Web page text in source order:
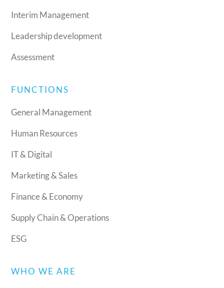
Interim Management
Leadership development
Assessment
FUNCTIONS
General Management
Human Resources
IT & Digital
Marketing & Sales
Finance & Economy
Supply Chain & Operations
ESG
WHO WE ARE